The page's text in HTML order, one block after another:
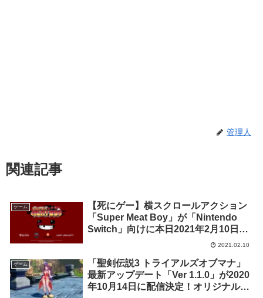
管理人
関連記事
ゲーム
【死にゲー】横スクロールアクション
「Super Meat Boy」が「Nintendo
Switch」向けに本日2021年2月10日発
2021.02.10
ゲーム
「聖剣伝説3 トライアルズオブマナ」
最新アップデート「Ver 1.1.0」が2020
年10月14日に配信決定！オリジナル版